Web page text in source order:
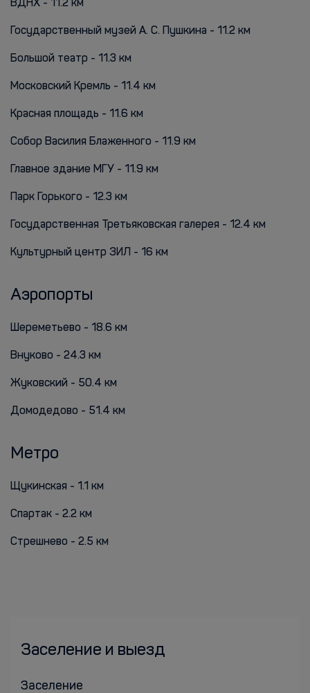
ВДНХ - 11.2 км
Государственный музей А. С. Пушкина - 11.2 км
Большой театр - 11.3 км
Московский Кремль - 11.4 км
Красная площадь - 11.6 км
Собор Василия Блаженного - 11.9 км
Главное здание МГУ - 11.9 км
Парк Горького - 12.3 км
Государственная Третьяковская галерея - 12.4 км
Культурный центр ЗИЛ - 16 км
Аэропорты
Шереметьево - 18.6 км
Внуково - 24.3 км
Жуковский - 50.4 км
Домодедово - 51.4 км
Метро
Щукинская - 1.1 км
Спартак - 2.2 км
Стрешнево - 2.5 км
Заселение и выезд
Заселение